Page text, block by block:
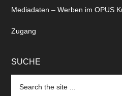
Mediadaten – Werben im OPUS
Zugang
SUCHE
the